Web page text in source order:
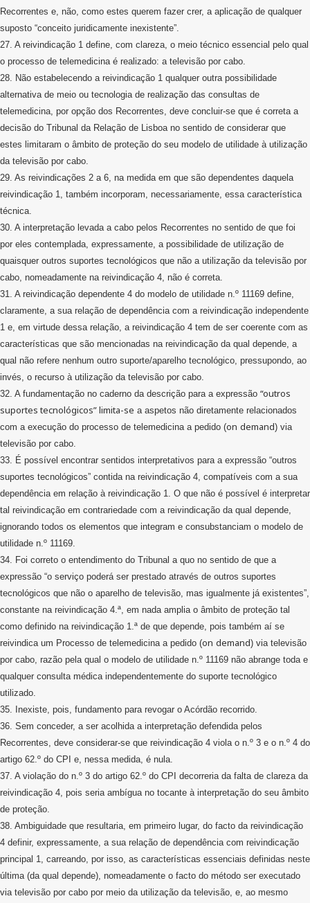
Recorrentes e, não, como estes querem fazer crer, a aplicação de qualquer
suposto “conceito juridicamente inexistente”.
27. A reivindicação 1 define, com clareza, o meio técnico essencial pelo qual
o processo de telemedicina é realizado: a televisão por cabo.
28. Não estabelecendo a reivindicação 1 qualquer outra possibilidade
alternativa de meio ou tecnologia de realização das consultas de
telemedicina, por opção dos Recorrentes, deve concluir-se que é correta a
decisão do Tribunal da Relação de Lisboa no sentido de considerar que
estes limitaram o âmbito de proteção do seu modelo de utilidade à utilização
da televisão por cabo.
29. As reivindicações 2 a 6, na medida em que são dependentes daquela
reivindicação 1, também incorporam, necessariamente, essa característica
técnica.
30. A interpretação levada a cabo pelos Recorrentes no sentido de que foi
por eles contemplada, expressamente, a possibilidade de utilização de
quaisquer outros suportes tecnológicos que não a utilização da televisão por
cabo, nomeadamente na reivindicação 4, não é correta.
31. A reivindicação dependente 4 do modelo de utilidade n.º 11169 define,
claramente, a sua relação de dependência com a reivindicação independente
1 e, em virtude dessa relação, a reivindicação 4 tem de ser coerente com as
características que são mencionadas na reivindicação da qual depende, a
qual não refere nenhum outro suporte/aparelho tecnológico, pressupondo, ao
invés, o recurso à utilização da televisão por cabo.
32. A fundamentação no caderno da descrição para a expressão “outros
suportes tecnológicos” limita-se a aspetos não diretamente relacionados
com a execução do processo de telemedicina a pedido (on demand) via
televisão por cabo.
33. É possível encontrar sentidos interpretativos para a expressão “outros
suportes tecnológicos” contida na reivindicação 4, compatíveis com a sua
dependência em relação à reivindicação 1. O que não é possível é interpretar
tal reivindicação em contrariedade com a reivindicação da qual depende,
ignorando todos os elementos que integram e consubstanciam o modelo de
utilidade n.º 11169.
34. Foi correto o entendimento do Tribunal a quo no sentido de que a
expressão “o serviço poderá ser prestado através de outros suportes
tecnológicos que não o aparelho de televisão, mas igualmente já existentes”,
constante na reivindicação 4.ª, em nada amplia o âmbito de proteção tal
como definido na reivindicação 1.ª de que depende, pois também aí se
reivindica um Processo de telemedicina a pedido (on demand) via televisão
por cabo, razão pela qual o modelo de utilidade n.º 11169 não abrange toda e
qualquer consulta médica independentemente do suporte tecnológico
utilizado.
35. Inexiste, pois, fundamento para revogar o Acórdão recorrido.
36. Sem conceder, a ser acolhida a interpretação defendida pelos
Recorrentes, deve considerar-se que reivindicação 4 viola o n.º 3 e o n.º 4 do
artigo 62.º do CPI e, nessa medida, é nula.
37. A violação do n.º 3 do artigo 62.º do CPI decorreria da falta de clareza da
reivindicação 4, pois seria ambígua no tocante à interpretação do seu âmbito
de proteção.
38. Ambiguidade que resultaria, em primeiro lugar, do facto da reivindicação
4 definir, expressamente, a sua relação de dependência com reivindicação
principal 1, carreando, por isso, as características essenciais definidas neste
última (da qual depende), nomeadamente o facto do método ser executado
via televisão por cabo por meio da utilização da televisão, e, ao mesmo